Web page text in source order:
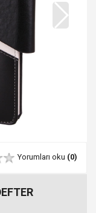
Yorumları oku (0)